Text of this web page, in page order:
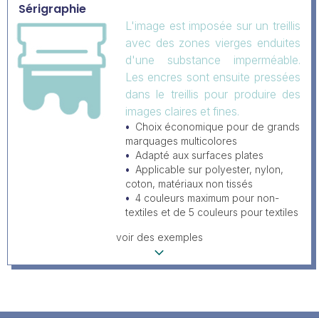
Sérigraphie
L'image est imposée sur un treillis
avec des zones vierges enduites
d'une substance imperméable.
Les encres sont ensuite pressées
dans le treillis pour produire des
images claires et fines.
Choix économique pour de grands
marquages multicolores
Adapté aux surfaces plates
Applicable sur polyester, nylon,
coton, matériaux non tissés
4 couleurs maximum pour non-
textiles et de 5 couleurs pour textiles
voir des exemples